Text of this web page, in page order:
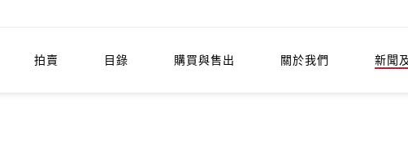
拍賣 目錄 購買與售出 關於我們 新聞